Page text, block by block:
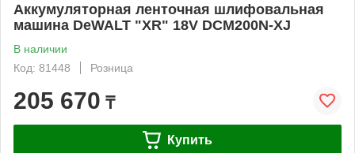
Аккумуляторная ленточная шлифовальная
машина DeWALT "XR" 18V DCM200N-XJ
В наличии
Код: 81448
Розница
205 670 ₸
Купить